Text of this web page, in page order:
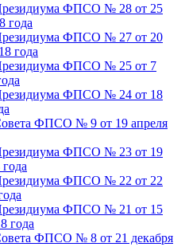
ФПСО № 28 от 25
года
ФПСО № 27 от 20
года
ФПСО № 25 от 7
ФПСО № 24 от 18
ФПСО № 9 от 19 апреля
ФПСО № 23 от 19
ФПСО № 22 от 22
ФПСО № 21 от 15
года
ФПСО № 8 от 21 декабря